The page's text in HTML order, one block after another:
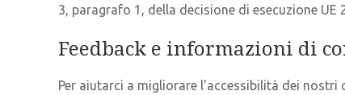
3, paragrafo 1, della decisione di esecuzione UE
Feedback e informazioni di
Per aiutarci a migliorare l'accessibilità dei